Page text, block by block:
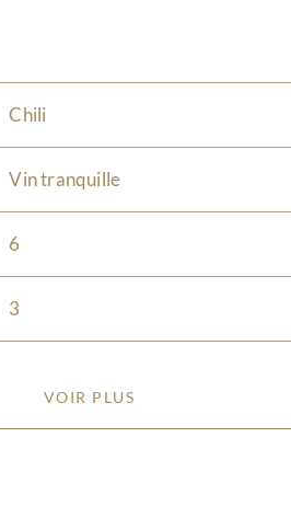
Chili
Vin tranquille
6
3
VOIR PLUS